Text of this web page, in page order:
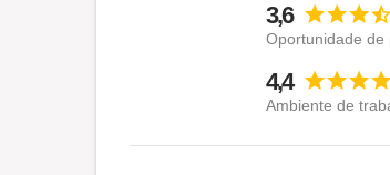
3,6
Oportunidade de
4,4
Ambiente de